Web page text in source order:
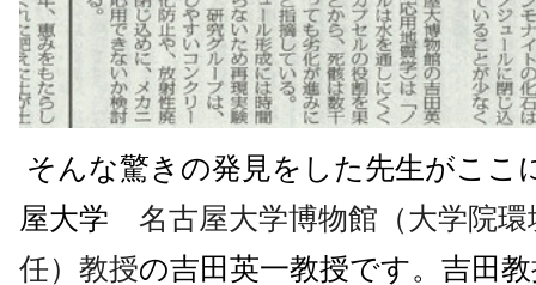
そんな驚きの発見をした先生がここ
屋大学 名古屋大学博物館（大学院
任）教授の吉田英一教授です。吉田